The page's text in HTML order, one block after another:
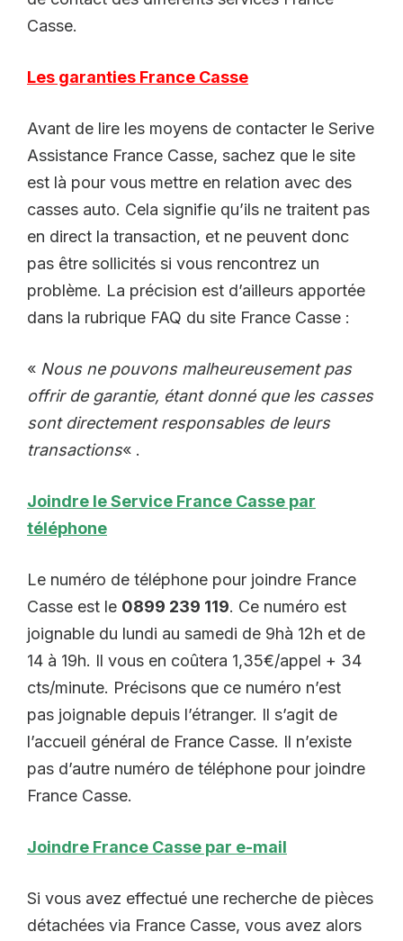
Casse.
Les garanties France Casse
Avant de lire les moyens de contacter le Serive
Assistance France Casse, sachez que le site
est là pour vous mettre en relation avec des
casses auto. Cela signifie qu’ils ne traitent pas
en direct la transaction, et ne peuvent donc
pas être sollicités si vous rencontrez un
problème. La précision est d’ailleurs apportée
dans la rubrique FAQ du site France Casse :
« Nous ne pouvons malheureusement pas
offrir de garantie, étant donné que les casses
sont directement responsables de leurs
transactions« .
Joindre le Service France Casse par
téléphone
Le numéro de téléphone pour joindre France
Casse est le 0899 239 119. Ce numéro est
joignable du lundi au samedi de 9hà 12h et de
14 à 19h. Il vous en coûtera 1,35€/appel + 34
cts/minute. Précisons que ce numéro n’est
pas joignable depuis l’étranger. Il s’agit de
l’accueil général de France Casse. Il n’existe
pas d’autre numéro de téléphone pour joindre
France Casse.
Joindre France Casse par e-mail
Si vous avez effectué une recherche de pièces
détachées via France Casse, vous avez alors